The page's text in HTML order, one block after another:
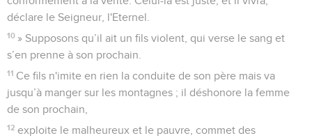
déclare le Seigneur, l'Eternel.
10 » Supposons qu’il ait un fils violent, qui verse le sang et
s’en prenne à son prochain.
11 Ce fils n'imite en rien la conduite de son père mais va
jusqu’à manger sur les montagnes ; il déshonore la femme
de son prochain,
12 exploite le malheureux et le pauvre, commet des